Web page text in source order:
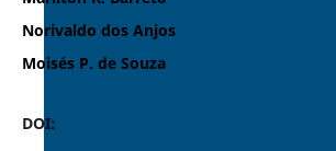
Norivaldo dos Anjos
Moisés P. de Souza
DOI: